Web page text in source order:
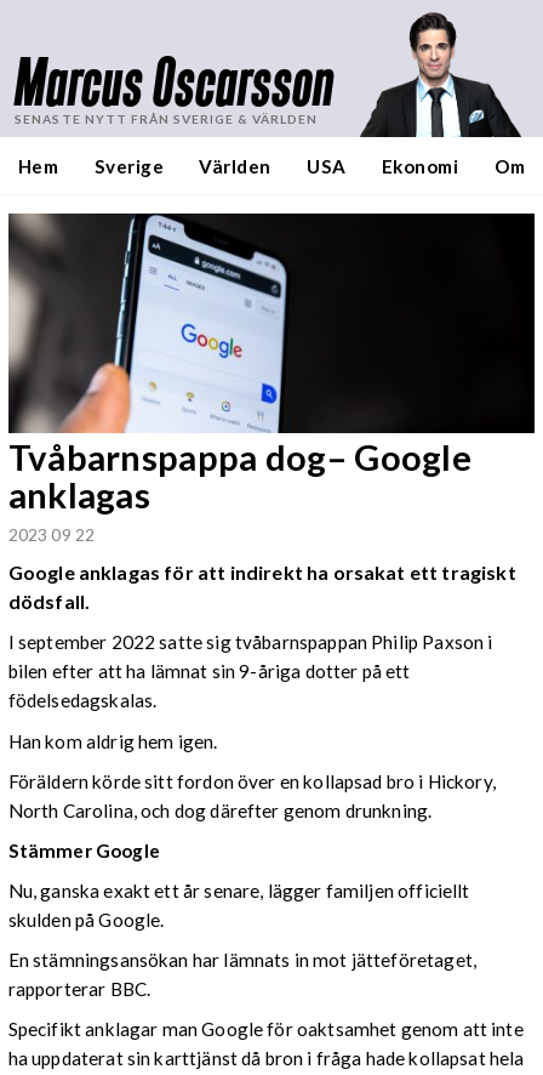
Marcus Oscarsson
SENASTE NYTT FRÅN SVERIGE & VÄRLDEN
Hem Sverige Världen USA Ekonomi Om
Tvåbarnspappa dog– Google
anklagas
2023 09 22
Google anklagas för att indirekt ha orsakat ett tragiskt
dödsfall.
I september 2022 satte sig tvåbarnspappan Philip Paxson i
bilen efter att ha lämnat sin 9-åriga dotter på ett
födelsedagskalas.
Han kom aldrig hem igen.
Föräldern körde sitt fordon över en kollapsad bro i Hickory,
North Carolina, och dog därefter genom drunkning.
Stämmer Google
Nu, ganska exakt ett år senare, lägger familjen officiellt
skulden på Google.
En stämningsansökan har lämnats in mot jätteföretaget,
rapporterar BBC.
Specifikt anklagar man Google för oaktsamhet genom att inte
ha uppdaterat sin karttjänst då bron i fråga hade kollapsat hela